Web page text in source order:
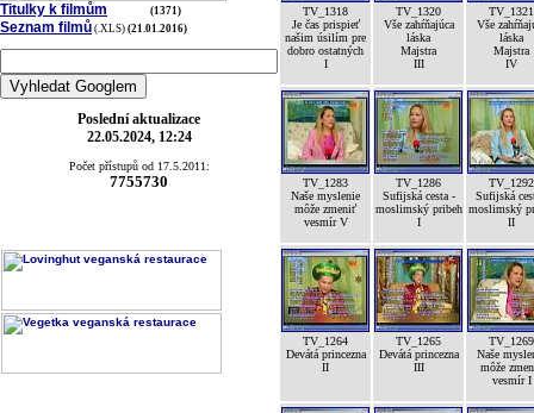
Titulky k filmům (1371)
Seznam filmů (.XLS) (21.01.2016)
Poslední aktualizace
22.05.2024, 12:24
Počet přístupů od 17.5.2011:
7755730
TV_1318
Je čas prispieť
našim úsilím pre
dobro ostatných
I
TV_1320
Vše zahŕňajúca
láska
Majstra
III
TV_1321
Vše
láska
Majstra
IV
TV_1283
Naše myslenie
môže zmeniť
vesmír V
TV_1286
Sufijská cesta -
moslimský pribeh
I
TV_1292
Sufijská
moslimský
II
TV_1264
Devátá princezna
II
TV_1265
Devátá princezna
III
TV_1269
Naše
môže
vesmír I